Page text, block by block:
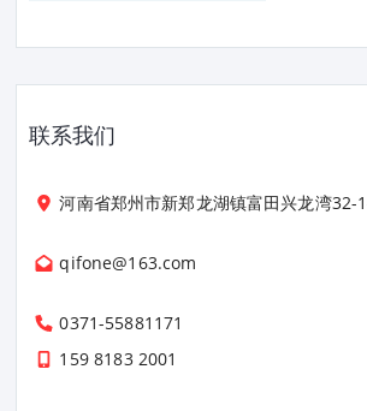
联系我们
河南省郑州市新郑龙湖镇富田兴龙湾32-
qifone@163.com
0371-55881171
159 8183 2001